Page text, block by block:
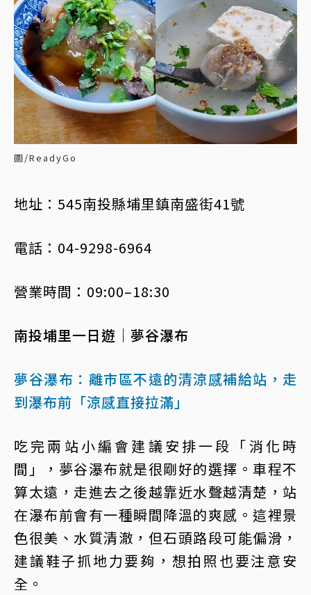
圖/ReadyGo
地址：545南投縣埔里鎮南盛街41號
電話：04-9298-6964
營業時間：09:00–18:30
南投埔里一日遊｜夢谷瀑布
夢谷瀑布：離市區不遠的清涼感補給站，走
到瀑布前「涼感直接拉滿」
吃完兩站小編會建議安排一段「消化時
間」，夢谷瀑布就是很剛好的選擇。車程不
算太遠，走進去之後越靠近水聲越清楚，站
在瀑布前會有一種瞬間降溫的爽感。這裡景
色很美、水質清澈，但石頭路段可能偏滑，
建議鞋子抓地力要夠，想拍照也要注意安
全。